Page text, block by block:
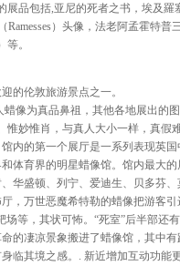
品包括,亚尼的死者之书，埃及羅
）头像，法老阿孟霍特普
等。
的伦敦旅游景点之一。
像为真品鼻祖，其他各地展出的
妙惟肖，与真人大小一样，真假
内的第一个展厅是一系列表现英
体育界的明星蜡像馆。馆内最大
华盛顿、列宁、爱迪生、贝多芬
，万世恶魔希特勒的蜡像把游客
等，其状可怖。“死室”后半部还
的凄凉景象搬进了蜡像馆，其中
临其境之感。. 新近增加互动功能